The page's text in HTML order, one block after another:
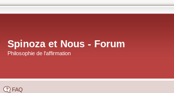
Spinoza et Nous - Forum
Philosophie de l'affirmation
FAQ